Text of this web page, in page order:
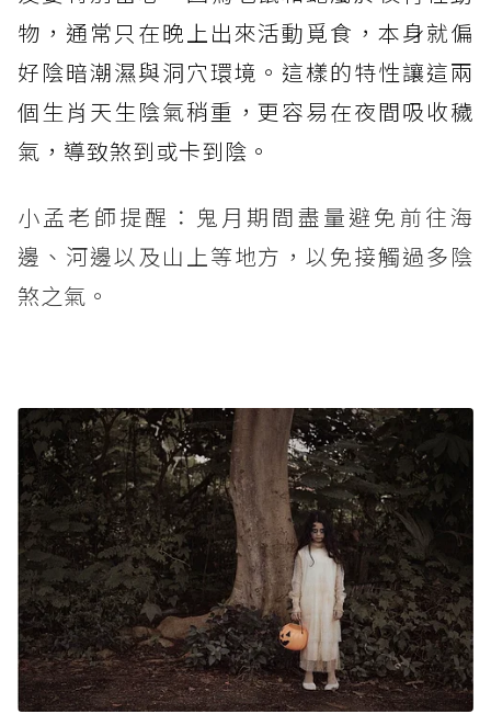
物，通常只在晚上出來活動覓食，本身就偏
好陰暗潮濕與洞穴環境。這樣的特性讓這兩
個生肖天生陰氣稍重，更容易在夜間吸收穢
氣，導致煞到或卡到陰。
小孟老師提醒：鬼月期間盡量避免前往海
邊、河邊以及山上等地方，以免接觸過多陰
煞之氣。